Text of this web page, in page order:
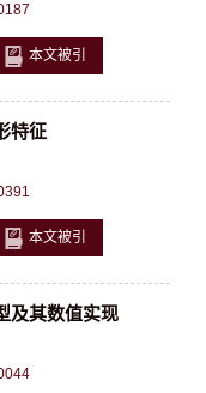
本文被引
特征
本文被引
及其数值实现